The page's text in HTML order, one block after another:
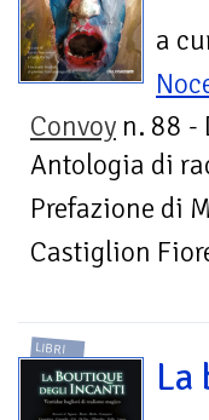
a
Convoy n. 88 -
Antologia di
Prefazione di
Castiglion
LIBRI
La